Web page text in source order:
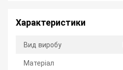
Характеристики
Вид виробу
Матеріал